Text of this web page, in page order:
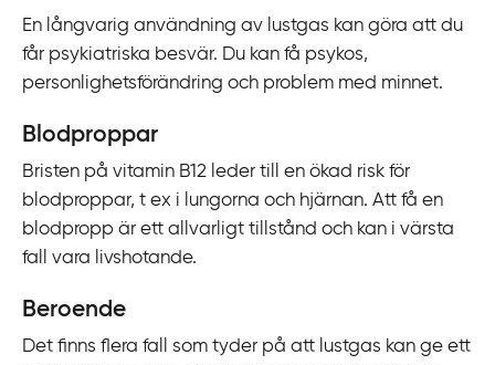
En långvarig användning av lustgas kan göra att du
får psykiatriska besvär. Du kan få psykos,
personlighetsförändring och problem med minnet.
Blodproppar
Bristen på vitamin B12 leder till en ökad risk för
blodproppar, t ex i lungorna och hjärnan. Att få en
blodpropp är ett allvarligt tillstånd och kan i värsta
fall vara livshotande.
Beroende
Det finns flera fall som tyder på att lustgas kan ge ett